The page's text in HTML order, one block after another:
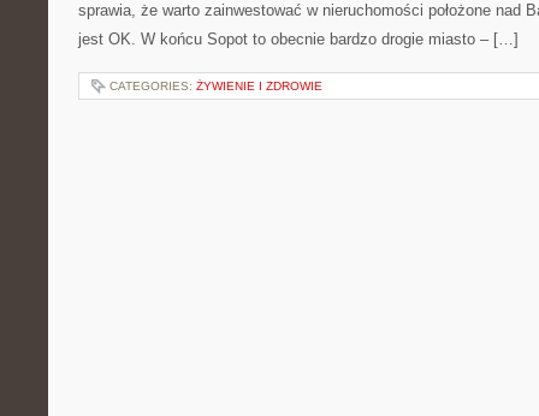
sprawia, że warto zainwestować w nieruchomości położone nad
jest OK. W końcu Sopot to obecnie bardzo drogie miasto – […]
CATEGORIES: ŻYWIENIE I ZDROWIE